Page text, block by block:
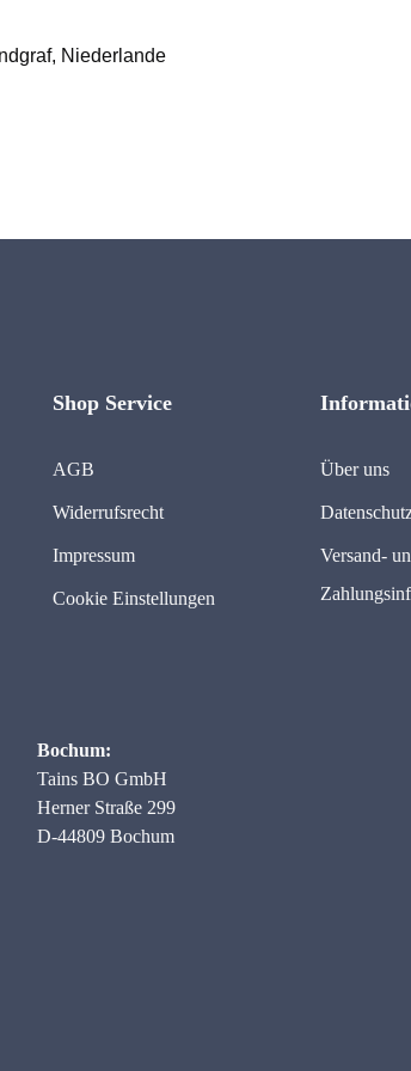
Niederlande
Bochum:
Tains BO GmbH
Herner Straße 299
D-44809 Bochum
Shop Service
AGB
Widerrufsrecht
Impressum
Cookie Einstellungen
Über uns
Versand-